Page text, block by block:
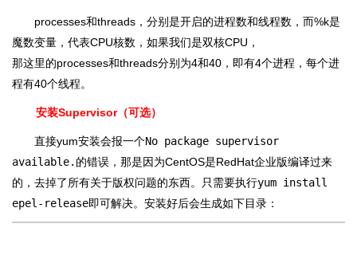
processes和threads，分别是开启的进程数和线程数，而%k是
魔数变量，代表CPU核数，如果我们是双核CPU，
那这里的processes和threads分别为4和40，即有4个进程，每个进
程有40个线程。
安装Supervisor（可选）
直接yum安装会报一个No package supervisor
available. 的错误，那是因为CentOS是RedHat企业版编译过来
的，去掉了所有关于版权问题的东西。只需要执行yum install
epel-release即可解决。安装好后会生成如下目录：